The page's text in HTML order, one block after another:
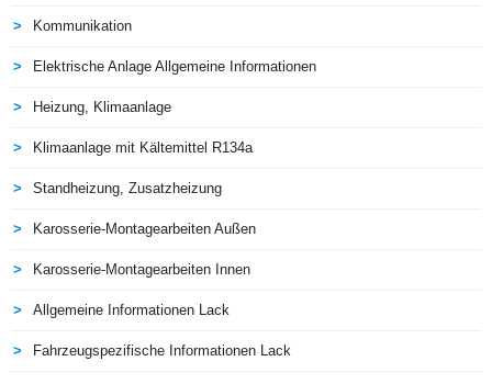
Kommunikation
Elektrische Anlage Allgemeine Informationen
Heizung, Klimaanlage
Klimaanlage mit Kältemittel R134a
Standheizung, Zusatzheizung
Karosserie-Montagearbeiten Außen
Karosserie-Montagearbeiten Innen
Allgemeine Informationen Lack
Fahrzeugspezifische Informationen Lack